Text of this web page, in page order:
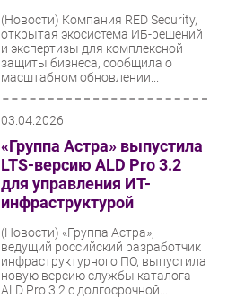
(Новости) Компания RED Security,
открытая экосистема ИБ-решений
и экспертизы для комплексной
защиты бизнеса, сообщила о
масштабном обновлении...
03.04.2026
«Группа Астра» выпустила
LTS-версию ALD Pro 3.2
для управления ИТ-
инфраструктурой
(Новости) «Группа Астра»,
ведущий российский разработчик
инфраструктурного ПО, выпустила
новую версию службы каталога
ALD Pro 3.2 с долгосрочной...